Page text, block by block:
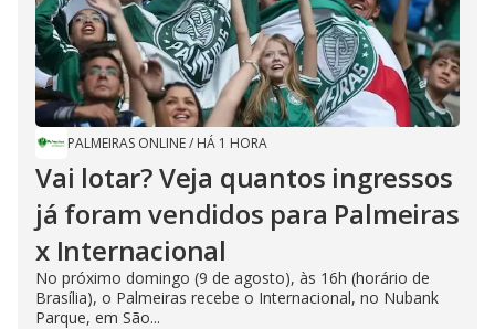
PALMEIRAS ONLINE/ HÁ 1 HORA
Vai lotar? Veja quantos ingressos
já foram vendidos para Palmeiras
x Internacional
No próximo domingo (9 de agosto), às 16h (horário de
Brasília), o Palmeiras recebe o Internacional, no Nubank
Parque, em São...